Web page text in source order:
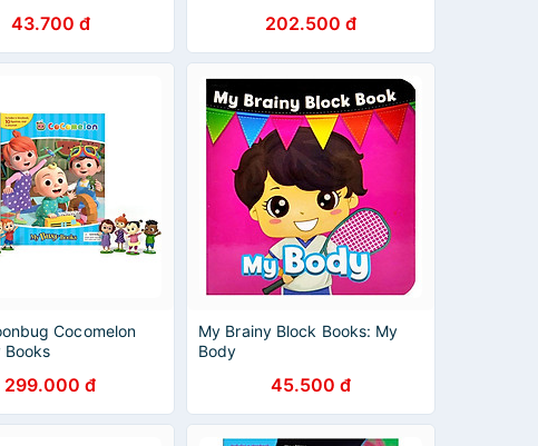
43.700 đ 202.500 đ
Cocomelon
Books
299.000 đ
My Brainy Block Books: My
Body
45.500 đ